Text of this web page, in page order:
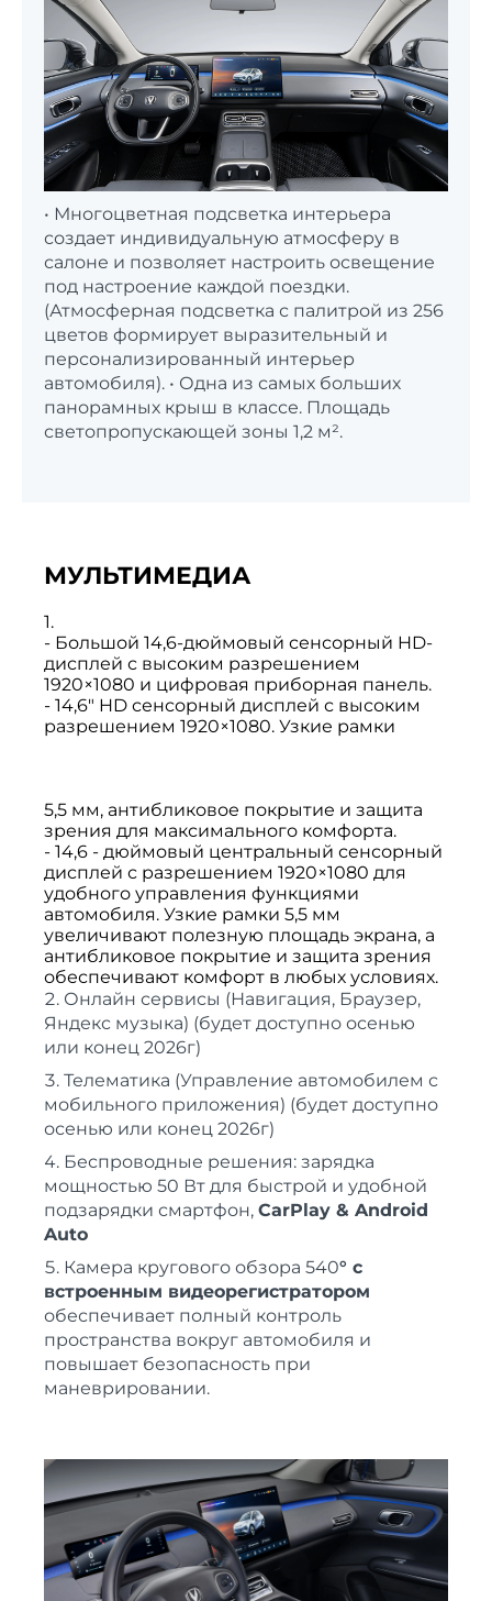
• Многоцветная подсветка интерьера
создает индивидуальную атмосферу в
салоне и позволяет настроить освещение
под настроение каждой поездки.
(Атмосферная подсветка с палитрой из 256
цветов формирует выразительный и
персонализированный интерьер
автомобиля). • Одна из самых больших
панорамных крыш в классе. Площадь
светопропускающей зоны 1,2 м².
МУЛЬТИМЕДИА
1.
- Большой 14,6-дюймовый сенсорный HD-
дисплей с высоким разрешением
1920×1080 и цифровая приборная панель.
- 14,6" HD сенсорный дисплей с высоким
разрешением 1920×1080. Узкие рамки
5,5 мм, антибликовое покрытие и защита
зрения для максимального комфорта.
- 14,6 - дюймовый центральный сенсорный
дисплей с разрешением 1920×1080 для
удобного управления функциями
автомобиля. Узкие рамки 5,5 мм
увеличивают полезную площадь экрана, а
антибликовое покрытие и защита зрения
обеспечивают комфорт в любых условиях.
Онлайн сервисы (Навигация, Браузер,
Яндекс музыка) (будет доступно осенью
или конец 2026г)
Телематика (Управление автомобилем с
мобильного приложения) (будет доступно
осенью или конец 2026г)
Беспроводные решения: зарядка
мощностью 50 Вт для быстрой и удобной
подзарядки смартфон, CarPlay & Android
Auto
Камера кругового обзора 540° с
встроенным видеорегистратором
обеспечивает полный контроль
пространства вокруг автомобиля и
повышает безопасность при
маневрировании.